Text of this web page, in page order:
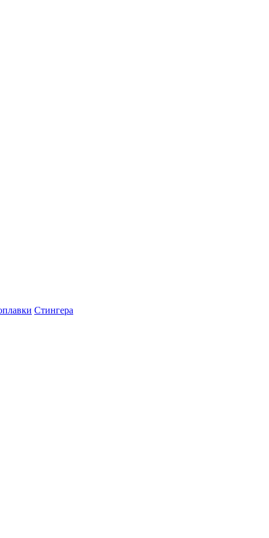
Стингера